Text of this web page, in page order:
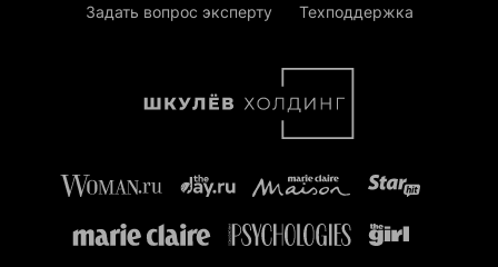
Задать вопрос эксперту
Техподдержка